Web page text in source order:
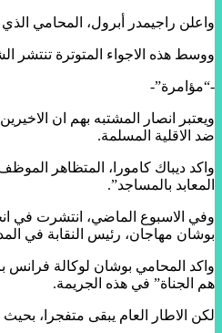
واعلن راجيمدر أبرول، المحامي
ووسط هذه الاجواء المتوترة
-“مؤامرة”-
ويعتبر انصار المشتبه بهم ان
ضد الاقلية المسلمة.
واكد ديباك كامورا، المتظاهر
المعابد بالمساجد”.
وفي الاسبوع الماضي، انتشرت في
بوشان مهاجان، رئيس النقابة في
واكد المحامي بوشان لوكالة فرانس
هم الجناة” في هذه الجريمة.
لكن الاطار العام يبقى متفجرا،